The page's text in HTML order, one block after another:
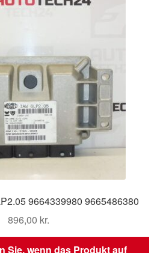
9664339980 9665486380
896,00 kr.
Sie, wenn das Produkt auf